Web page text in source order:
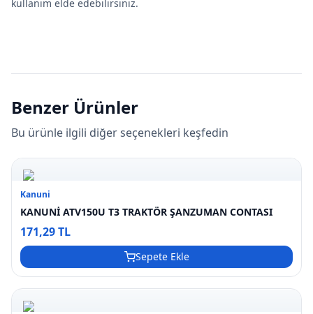
kullanım elde edebilirsiniz.
Benzer Ürünler
Bu ürünle ilgili diğer seçenekleri keşfedin
Kanuni
KANUNİ ATV150U T3 TRAKTÖR ŞANZUMAN CONTASI
171,29 TL
Sepete Ekle